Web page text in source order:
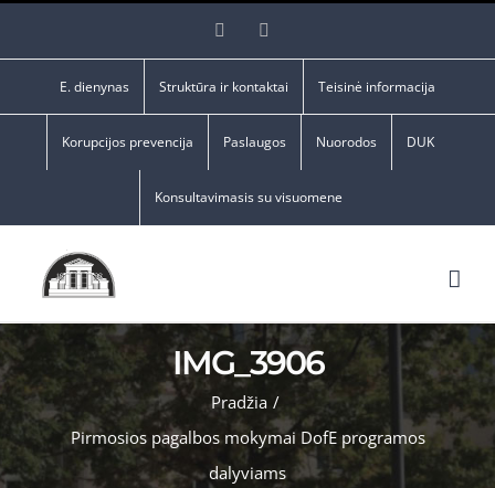
Facebook
E. dienynas Struktūra ir kontaktai Teisinė informacija
Korupcijos prevencija Paslaugos Nuorodos DUK
Konsultavimasis su visuomene
IMG_3906
Pradžia /
Pirmosios pagalbos mokymai DofE programos
dalyviams